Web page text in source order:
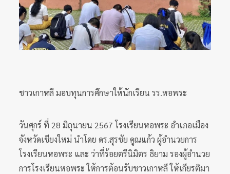
ชาวเกาหลี มอบทุนการศึกษาให้นักเรียน รร.หอพระ
วันศุกร์ ที่ 28 มิถุนายน 2567 โรงเรียนหอพระ อำเภอเมือง
จังหวัดเชียงใหม่ นำโดย ดร.สุรชัย คูณแก้ว ผู้อำนวยการ
โรงเรียนหอพระ และ ว่าที่ร้อยตรีนิมิตร ธิยาม รองผู้อำนวย
การโรงเรียนหอพระ ให้การต้อนรับชาวเกาหลี ให้เกียรติมา